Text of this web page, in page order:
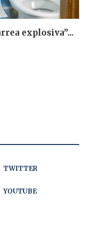
explosiva”...
TWITTER
YOUTUBE